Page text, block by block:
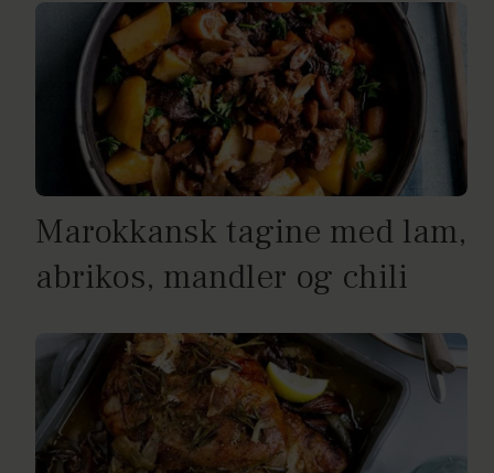
Marokkansk tagine med lam,
abrikos, mandler og chili